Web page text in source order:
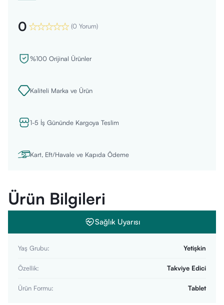
0 (0 Yorum)
%100 Orijinal Ürünler
Kaliteli Marka ve Ürün
1-5 İş Gününde Kargoya Teslim
Kart, Eft/Havale ve Kapıda Ödeme
Ürün Bilgileri
Sağlık Uyarısı
Yaş Grubu: Yetişkin
Özellik: Takviye Edici
Ürün Formu: Tablet